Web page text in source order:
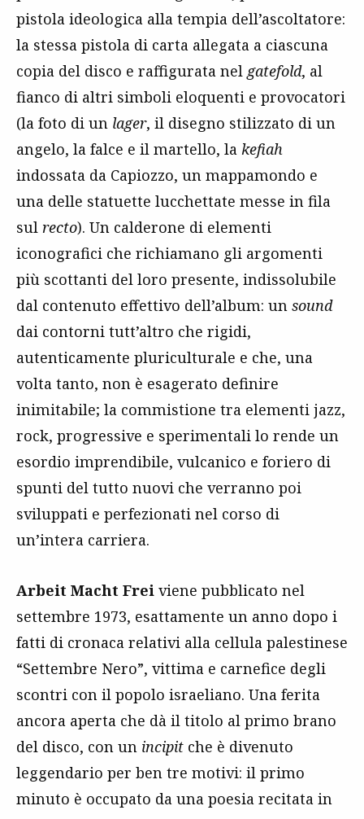
pistola ideologica alla tempia dell’ascoltatore:
la stessa pistola di carta allegata a ciascuna
copia del disco e raffigurata nel gatefold, al
fianco di altri simboli eloquenti e provocatori
(la foto di un lager, il disegno stilizzato di un
angelo, la falce e il martello, la kefiah
indossata da Capiozzo, un mappamondo e
una delle statuette lucchettate messe in fila
sul recto). Un calderone di elementi
iconografici che richiamano gli argomenti
più scottanti del loro presente, indissolubile
dal contenuto effettivo dell’album: un sound
dai contorni tutt’altro che rigidi,
autenticamente pluriculturale e che, una
volta tanto, non è esagerato definire
inimitabile; la commistione tra elementi jazz,
rock, progressive e sperimentali lo rende un
esordio imprendibile, vulcanico e foriero di
spunti del tutto nuovi che verranno poi
sviluppati e perfezionati nel corso di
un’intera carriera.
Arbeit Macht Frei viene pubblicato nel
settembre 1973, esattamente un anno dopo i
fatti di cronaca relativi alla cellula palestinese
“Settembre Nero”, vittima e carnefice degli
scontri con il popolo israeliano. Una ferita
ancora aperta che dà il titolo al primo brano
del disco, con un incipit che è divenuto
leggendario per ben tre motivi: il primo
minuto è occupato da una poesia recitata in